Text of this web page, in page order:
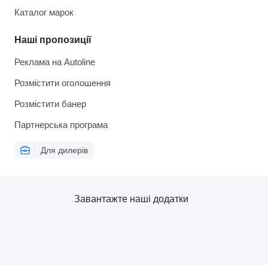
Каталог марок
Наші пропозиції
Реклама на Autoline
Розмістити оголошення
Розмістити банер
Партнерська програма
Для дилерів
Завантажте наші додатки